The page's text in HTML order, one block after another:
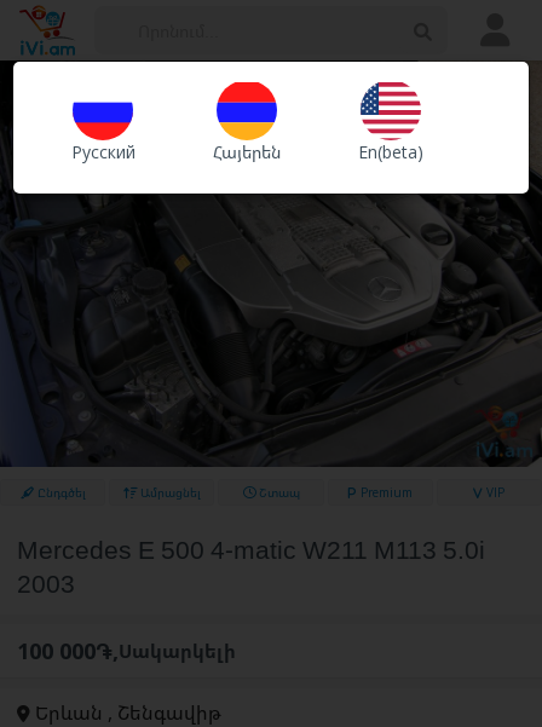
Русский Հայերեն En(beta)
Հայտարարություններ
Խանութներ
Ընդգծել Ամրացնել Շտապ Premium VIP
Mercedes E 500 4-matic W211 M113 5.0i
2003
100 000֏,Սակարկելի
Երևան , Շենգավիթ